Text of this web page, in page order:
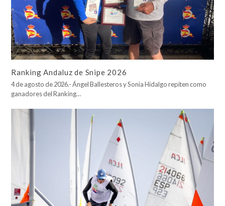
Ranking Andaluz de Snipe 2026
4 de agosto de 2026.- Ángel Ballesteros y Sonia Hidalgo repiten como
ganadores del Ranking…